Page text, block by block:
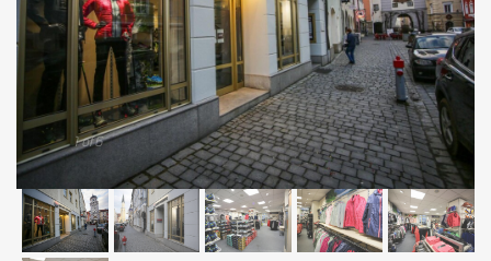
1 of 6